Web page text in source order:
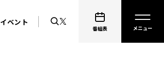
イベント
番組表